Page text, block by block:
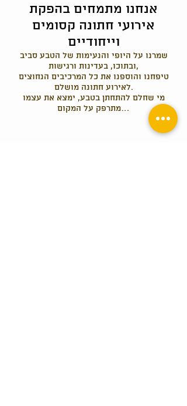
אנחנו מתמחים בהפקת
אירועי חתונה קסומים
וייחודיים
שמרנו על היופי והנעימות של הטבע סביב
ובתוכו, בעדינות ורגישות,
טיפחנו והוספנו את כל המרכיבים הנחוצים
לאירוע חתונה מושלם.
מי שחלם להתחתן בטבע, ימצא את עצמו
מתרפק על המקום…